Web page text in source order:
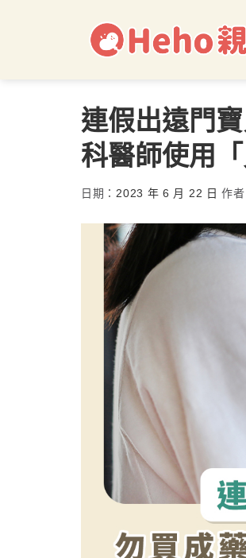
連假出遠門
科醫師使用「
日期： 2023 年 6 月 22 日 作者